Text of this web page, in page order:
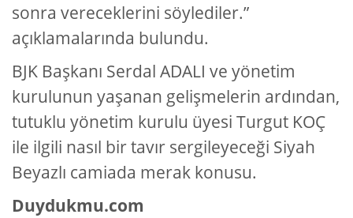
sonra vereceklerini söylediler.”
açıklamalarında bulundu.
BJK Başkanı Serdal ADALI ve yönetim
kurulunun yaşanan gelişmelerin ardından,
tutuklu yönetim kurulu üyesi Turgut KOÇ
ile ilgili nasıl bir tavır sergileyeceği Siyah
Beyazlı camiada merak konusu.
Duydukmu.com